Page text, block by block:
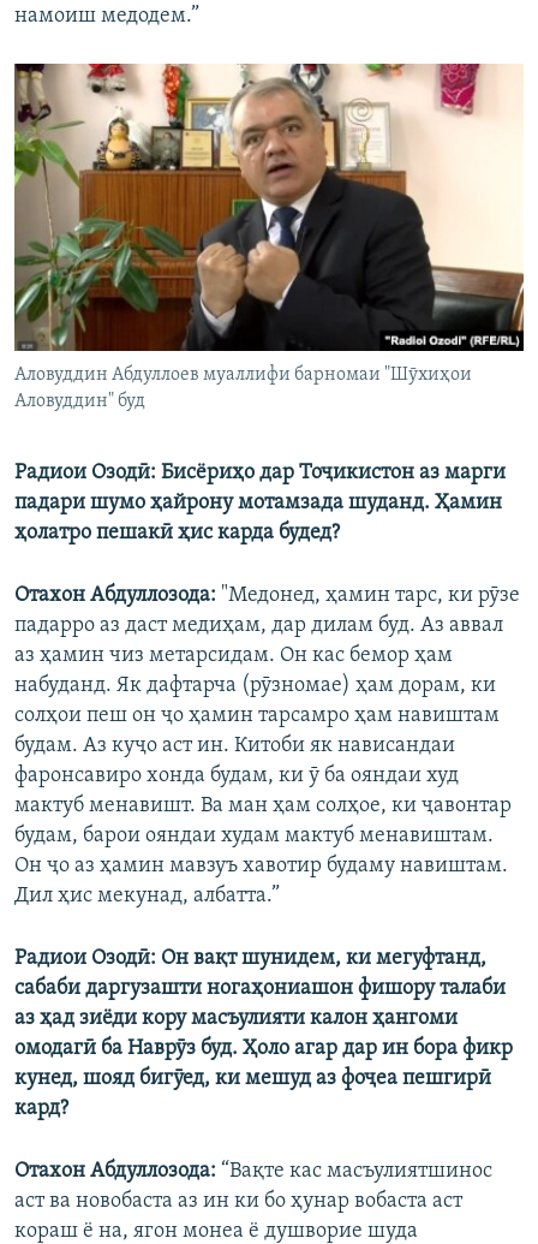
намоиш медодем.”
Аловуддин Абдуллоев муаллифи барномаи "Шӯхиҳои
Аловуддин" буд
Радиои Озодӣ: Бисёриҳо дар Тоҷикистон аз марги
падари шумо ҳайрону мотамзада шуданд. Ҳамин
ҳолатро пешакӣ ҳис карда будед?
Отахон Абдуллозода: "Медонед, ҳамин тарс, ки рӯзе
падарро аз даст медиҳам, дар дилам буд. Аз аввал
аз ҳамин чиз метарсидам. Он кас бемор ҳам
набуданд. Як дафтарча (рӯзномае) ҳам дорам, ки
солҳои пеш он ҷо ҳамин тарсамро ҳам навиштам
будам. Аз куҷо аст ин. Китоби як нависандаи
фаронсавиро хонда будам, ки ӯ ба ояндаи худ
мактуб менавишт. Ва ман ҳам солҳое, ки ҷавонтар
будам, барои ояндаи худам мактуб менавиштам.
Он ҷо аз ҳамин мавзуъ хавотир будаму навиштам.
Дил ҳис мекунад, албатта.”
Радиои Озодӣ: Он вақт шунидем, ки мегуфтанд,
сабаби даргузашти ногаҳониашон фишору талаби
аз ҳад зиёди кору масъулияти калон ҳангоми
омодагӣ ба Наврӯз буд. Ҳоло агар дар ин бора фикр
кунед, шояд бигӯед, ки мешуд аз фоҷеа пешгирӣ
кард?
Отахон Абдуллозода: “Вақте кас масъулиятшинос
аст ва новобаста аз ин ки бо ҳунар вобаста аст
кораш ё на, ягон монеа ё душворие шуда